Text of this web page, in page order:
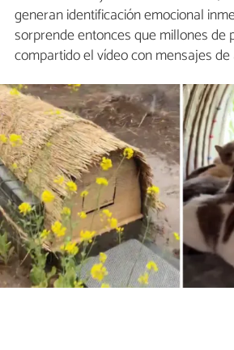
generan identificación emocional
sorprende entonces que millones de
compartido el vídeo con mensajes